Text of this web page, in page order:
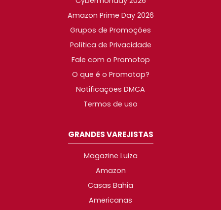
Amazon Prime Day 2026
Grupos de Promoções
Política de Privacidade
Fale com o Promotop
O que é o Promotop?
Notificações DMCA
Termos de uso
GRANDES VAREJISTAS
Magazine Luiza
Amazon
Casas Bahia
Americanas